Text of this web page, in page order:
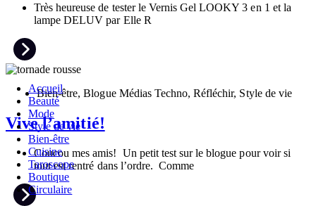
Accueil
Beauté
Mode
Style de vie
Bien-être
Cuisine
Taroscope
Boutique
Circulaire
Très heureuse de tester le Vernis Gel LOOKY 3 en 1 et la
lampe DELUV par Elle R
Bien-être,Blogue Médias Techno,Réfléchir, Style de vie
Vive l’amitié!
Coucou mes amis! Un petit test sur le blogue pour voir si
tout est rentré dans l’ordre. Comme